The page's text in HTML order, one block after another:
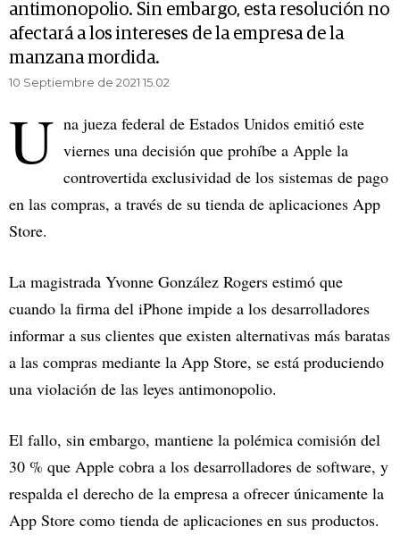
antimonopolio. Sin embargo, esta resolución no
afectará a los intereses de la empresa de la
manzana mordida.
10 Septiembre de 2021 15.02
U na jueza federal de Estados Unidos emitió este
viernes una decisión que prohíbe a Apple la
controvertida exclusividad de los sistemas de pago
en las compras, a través de su tienda de aplicaciones App
Store.
La magistrada Yvonne González Rogers estimó que
cuando la firma del iPhone impide a los desarrolladores
informar a sus clientes que existen alternativas más baratas
a las compras mediante la App Store, se está produciendo
una violación de las leyes antimonopolio.
El fallo, sin embargo, mantiene la polémica comisión del
30 % que Apple cobra a los desarrolladores de software, y
respalda el derecho de la empresa a ofrecer únicamente la
App Store como tienda de aplicaciones en sus productos.